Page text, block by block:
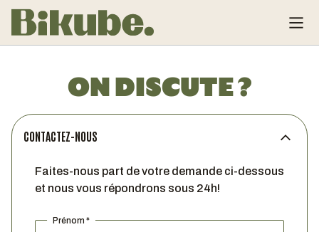
ON DISCUTE ?
CONTACTEZ-NOUS
Faites-nous part de votre demande ci-dessous
et nous vous répondrons sous 24h!
Prénom *